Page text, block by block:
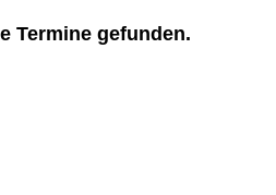
Termine gefunden.